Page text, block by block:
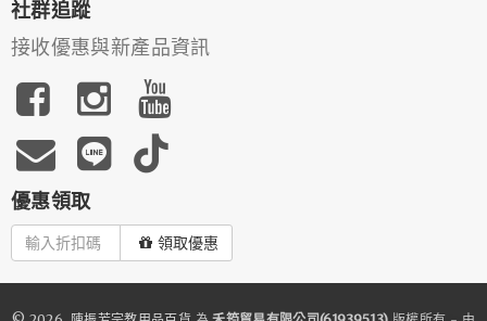
社群追蹤
接收優惠與新產品資訊
優惠領取
領取優惠